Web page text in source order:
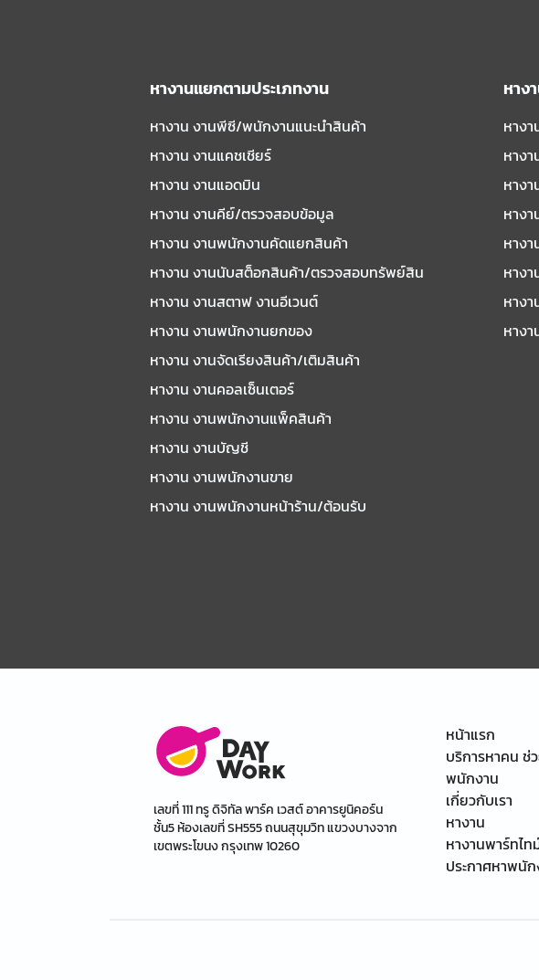
หางานแยกตามประเภทงาน
หางาน งานพีซี/พนักงานแนะนําสินค้า
หางาน งานแคชเชียร์
หางาน งานแอดมิน
หางาน งานคีย์/ตรวจสอบข้อมูล
หางาน งานพนักงานคัดแยกสินค้า
หางาน งานนับสต็อกสินค้า/ตรวจสอบทรัพย์สิน
หางาน งานสตาฟ งานอีเวนต์
หางาน งานพนักงานยกของ
หางาน งานจัดเรียงสินค้า/เติมสินค้า
หางาน งานคอลเซ็นเตอร์
หางาน งานพนักงานแพ็คสินค้า
หางาน งานบัญชี
หางาน งานพนักงานขาย
หางาน งานพนักงานหน้าร้าน/ต้อนรับ
หาง
หาง
หาง
หาง
หาง
หาง
หางา
หางา
หางา
เลขที่ 111 ทรู ดิจิทัล พาร์ค เวสต์ อาคารยูนิคอร์น
ชั้น5 ห้องเลขที่ SH555 ถนนสุขุมวิท แขวงบางจาก
เขตพระโขนง กรุงเทพ 10260
หน้าแรก
บริการหาคน ช่
พนักงาน
เกี่ยวกับเรา
หางาน
หางานพาร์ทไท
ประกาศหาพนั